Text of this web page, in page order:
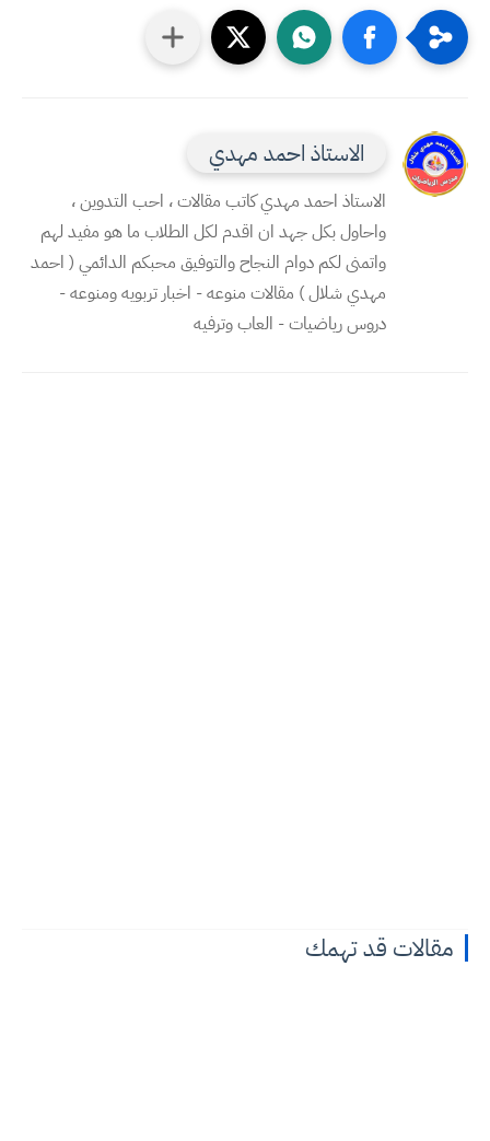
الاستاذ احمد مهدي
الاستاذ احمد مهدي كاتب مقالات ، احب التدوين ،
واحاول بكل جهد ان اقدم لكل الطلاب ما هو مفيد لهم
واتمنى لكم دوام النجاح والتوفيق محبكم الدائمي ( احمد
مهدي شلال ) مقالات منوعه - اخبار تربويه ومنوعه -
دروس رياضيات - العاب وترفيه
مقالات قد تهمك